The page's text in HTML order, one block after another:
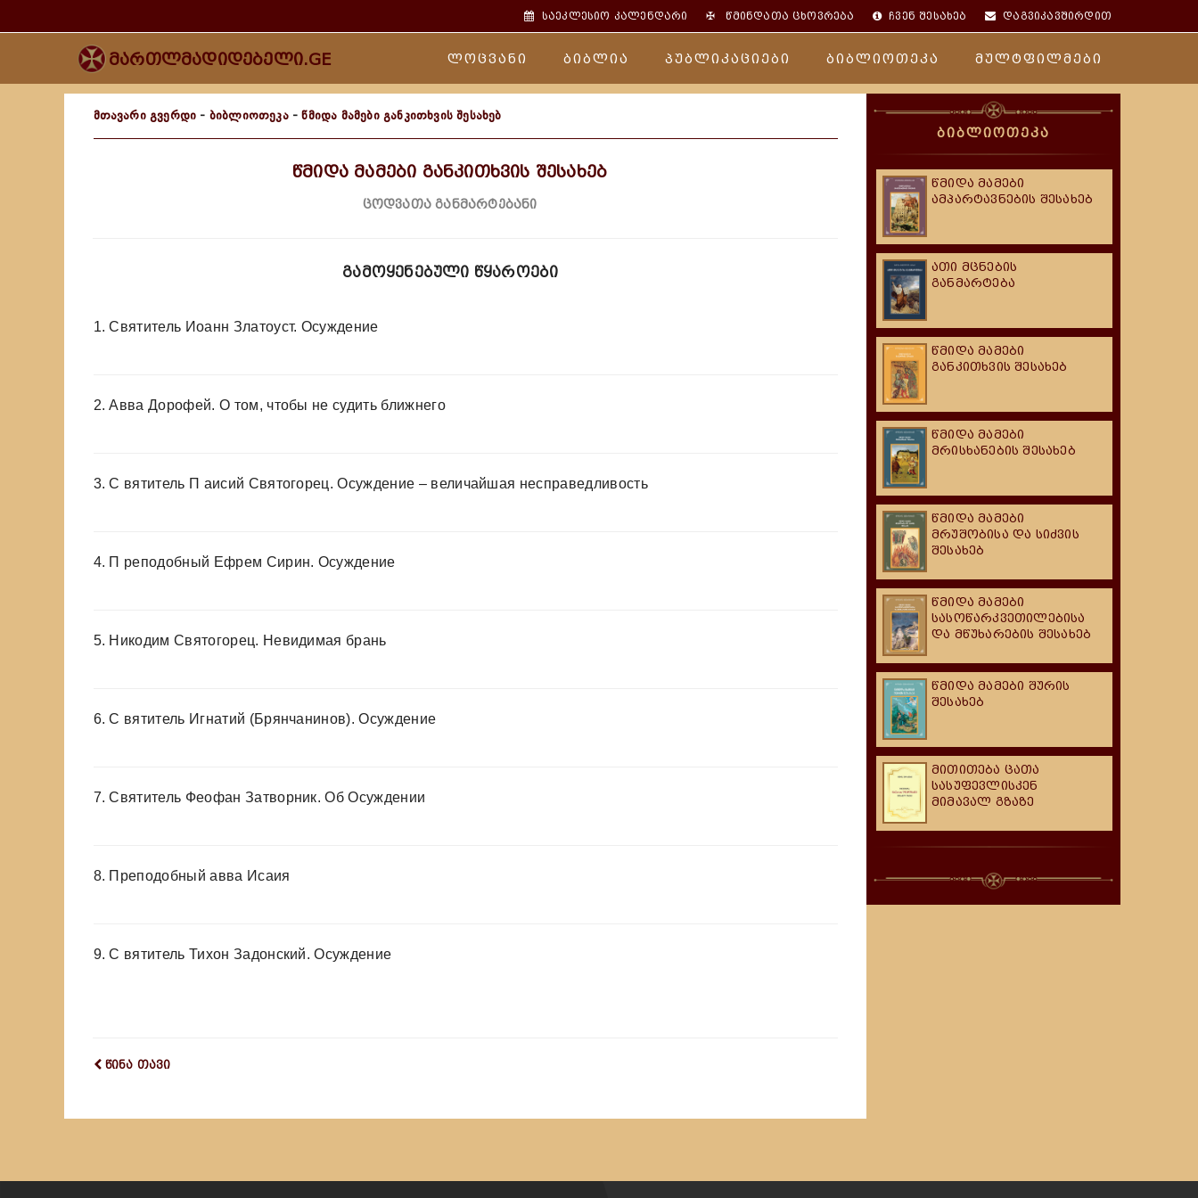
საეკლესიო კალენდარი ✠წმინდათა ცხოვრება ჩვენ შესახებ დაგვიკავშირდით
მართლმადიდებელი.GE ლოცვანი ბიბლია პუბლიკაციები ბიბლიოთეკა მულტფილმები
მთავარი გვერდი - ბიბლიოთეკა-წმიდა მამები განკითხვის შესახებ
წმიდა მამები განკითხვის შესახებ
ცოდვათა განმარტებანი
გამოყენებული წყაროები
1. Cвятитель Иоанн Златоуст. Осуждение
2. Авва Дорофей. О том, чтобы не судить ближнего
3. С вятитель П аисий Святогорец. Осуждение – величайшая несправедливость
4. П реподобный Ефрем Сирин. Осуждение
5. Никодим Святогорец. Невидимая брань
6. С вятитель Игнатий (Брянчанинов). Осуждение
7. Святитель Феофан Затворник. Об Осуждении
8. Преподобный авва Исаия
9. С вятитель Тихон Задонский. Осуждение
წინა თავი
ბიბლიოთეკა
წმიდა მამები
ამპარტავნების შესახებ
ათი მცნების
განმარტება
წმიდა მამები
განკითხვის შესახებ
წმიდა მამები
მრისხანების შესახებ
წმიდა მამები
მრუშობისა და სიძვის
შესახებ
წმიდა მამები
სასოწარკვეთილებისა
და მწუხარების შესახებ
წმიდა მამები შურის
შესახებ
მითითება ცათა
სასუფევლისკენ
მიმავალ გზაზე